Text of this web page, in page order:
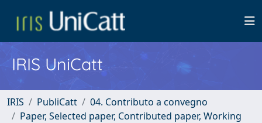
IRIS UniCatt
IRIS PubliCatt
04. Contributo a convegno
Paper, Selected paper, Contributed paper, Working